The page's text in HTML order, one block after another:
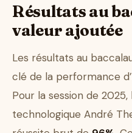
Résultats au
valeur ajoutée
Les résultats au
clé de la performance
Pour la session de
technologique André